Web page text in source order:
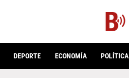
DEPORTE ECONOMÍA POLÍTICA